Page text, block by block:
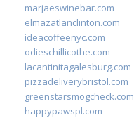
marjaeswinebar.com
elmazatlanclinton.com
ideacoffeenyc.com
odieschillicothe.com
lacantinitagalesburg.com
pizzadeliverybristol.com
greenstarsmogcheck.com
happypawspl.com